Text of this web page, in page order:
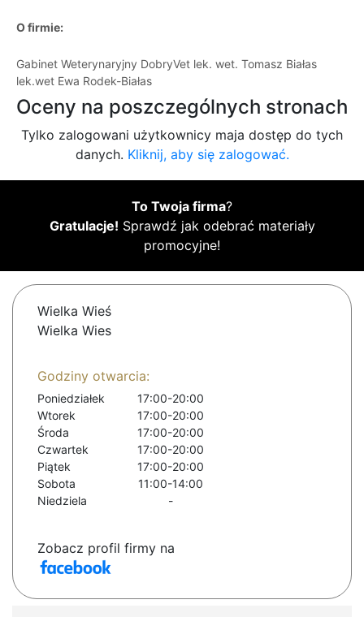
O firmie:
Gabinet Weterynaryjny DobryVet lek. wet. Tomasz Białas
lek.wet Ewa Rodek-Białas
Oceny na poszczególnych stronach
Tylko zalogowani użytkownicy maja dostęp do tych
danych. Kliknij, aby się zalogować.
To Twoja firma?
Gratulacje! Sprawdź jak odebrać materiały
promocyjne!
Wielka Wieś
Wielka Wies
Godziny otwarcia:
Poniedziałek
17:00-20:00
Wtorek
17:00-20:00
Środa
17:00-20:00
Czwartek
17:00-20:00
Piątek
17:00-20:00
Sobota
11:00-14:00
Niedziela
-
Zobacz profil firmy na